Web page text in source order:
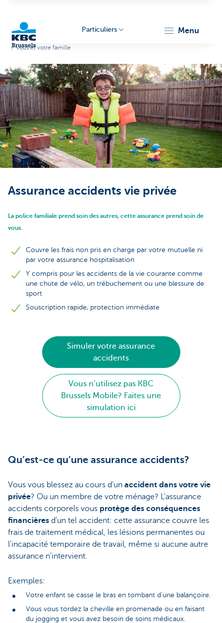
Brussels
Particuliers menu
Vous et votre famille
Assurance accidents vie privée
La police familiale prend soin des autres, cette assurance prend soin de
vous.
Couvre les frais non pris en charge par votre mutuelle ni
par votre assurance hospitalisation
Y compris pour les accidents de la vie courante comme
une chute de vélo, un trébuchement ou une blessure de
sport
Souscription rapide, protection immédiate
Simuler votre assurance
accidents
Vous n’utilisez pas KBC
Brussels Mobile? Faites une
simulation ici
Qu’est-ce qu’une assurance accidents?
Vous vous blessez au cours d'un accident dans votre vie
privée? Ou un membre de votre ménage? L'assurance
accidents corporels vous protège des conséquences
financières d’un tel accident: cette assurance couvre les
frais de traitement médical, les lésions permanentes ou
l'incapacité temporaire de travail, même si aucune autre
assurance n'intervient.
Exemples:
Votre enfant se casse le bras en tombant d'une balançoire.
Vous vous tordez la cheville en promenade ou en faisant
du jogging et vous avez besoin de soins médicaux.